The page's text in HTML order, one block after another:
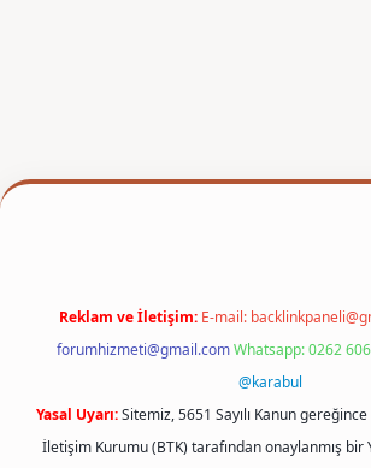
Reklam ve İletişim: E-mail:
forumhizmeti@gmail.comWhatsapp: 0262
@karabul
Yasal Uyarı:Sitemiz, 5651 Sayılı Kanun
İletişim Kurumu (BTK) tarafından onaylanmış bir